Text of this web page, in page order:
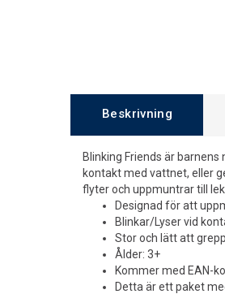
Beskrivning
Blinking Friends är
kontakt med vattnet, eller
flyter och uppmuntrar till lek.
Designad för att
Blinkar/Lyser vid
Stor och lätt att
Ålder: 3+
Kommer med EAN-
Detta är ett paket